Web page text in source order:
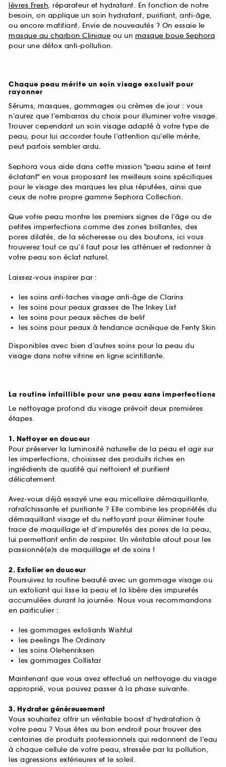
lèvres Fresh, réparateur et hydratant. En fonction de notre
besoin, on applique un soin hydratant, purifiant, anti-âge,
ou encore matifiant. Envie de nouveautés ? On essaie le
masque au charbon Clinique ou un masque boue Sephora
pour une détox anti-pollution.
Chaque peau mérite un soin visage exclusif pour
rayonner
Sérums, masques, gommages ou crèmes de jour : vous
n’aurez que l’embarras du choix pour illuminer votre visage.
Trouver cependant un soin visage adapté à votre type de
peau, pour lui accorder toute l’attention qu’elle mérite,
peut parfois sembler ardu.
Sephora vous aide dans cette mission "peau saine et teint
éclatant" en vous proposant les meilleurs soins spécifiques
pour le visage des marques les plus réputées, ainsi que
ceux de notre propre gamme Sephora Collection.
Que votre peau montre les premiers signes de l’âge ou de
petites imperfections comme des zones brillantes, des
pores dilatés, de la sécheresse ou des boutons, ici vous
trouverez tout ce qu’il faut pour les atténuer et redonner à
votre peau son éclat naturel.
Laissez-vous inspirer par :
les soins anti-taches visage anti-âge de Clarins
les soins pour peaux grasses de The Inkey List
les soins pour peaux sèches de belif
les soins pour peaux à tendance acnéique de Fenty Skin
Disponibles avec bien d’autres soins pour la peau du
visage dans notre vitrine en ligne scintillante.
La routine infaillible pour une peau sans imperfections
Le nettoyage profond du visage prévoit deux premières
étapes.
1. Nettoyer en douceur
Pour préserver la luminosité naturelle de la peau et agir sur
les imperfections, choisissez des produits riches en
ingrédients de qualité qui nettoient et purifient
délicatement.
Avez-vous déjà essayé une eau micellaire démaquillante,
rafraîchissante et purifiante ? Elle combine les propriétés du
démaquillant visage et du nettoyant pour éliminer toute
trace de maquillage et d’impuretés des pores de la peau,
lui permettant enfin de respirer. Un véritable atout pour les
passionné(e)s de maquillage et de soins !
2. Exfolier en douceur
Poursuivez la routine beauté avec un gommage visage ou
un exfoliant qui lisse la peau et la libère des impuretés
accumulées durant la journée. Nous vous recommandons
en particulier :
les gommages exfoliants Wishful
les peelings The Ordinary
les soins Olehenriksen
les gommages Collistar
Maintenant que vous avez effectué un nettoyage du visage
approprié, vous pouvez passer à la phase suivante.
3. Hydrater généreusement
Vous souhaitez offrir un véritable boost d’hydratation à
votre peau ? Vous êtes au bon endroit pour trouver des
centaines de produits professionnels qui redonnent de l’eau
à chaque cellule de votre peau, stressée par la pollution,
les agressions extérieures et le soleil.